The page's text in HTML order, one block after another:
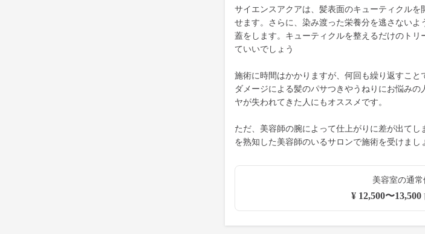
サイエンスアクアは、髪表面のキューティクル
せます。さらに、染み渡った栄養分を逃さない
蓋をします。キューティクルを整えるだけのト
ていいでしょう
施術に時間はかかりますが、何回も繰り返すこと
ダメージによる髪のパサつきやうねりにお悩み
ヤが失われてきた人にもオススメです。
ただ、美容師の腕によって仕上がりに差が出て
を熟知した美容師のいるサロンで施術を受けまし
美容室の通常
¥ 12,500〜13,500